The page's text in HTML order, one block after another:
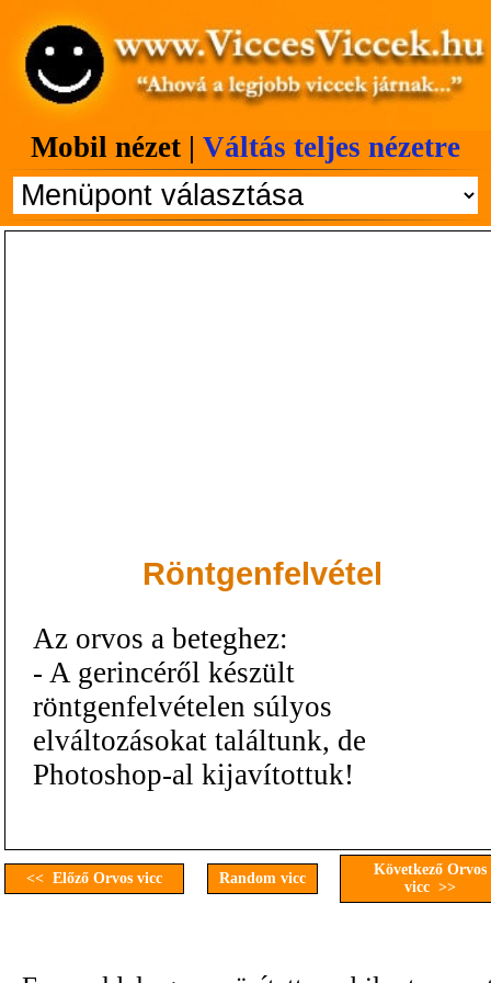
Mobil nézet | Váltás teljes nézetre
Röntgenfelvétel
Az orvos a beteghez:
- A gerincéről készült
röntgenfelvételen súlyos
elváltozásokat találtunk, de
Photoshop-al kijavítottuk!
<< Előző Orvos vicc Random vicc
Következő Orvos
vicc >>